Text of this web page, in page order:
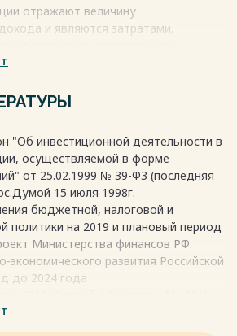
отражают величину
и являются затратами,
можно разделить на пассивные и
обеспечивают повышение
экономические связи,
национальной экономики,
экономических отношений и
в новые сферы
после покупки
"Об инвестиционной деятельности в
осуществляемой в форме
от 25.02.1999 № 39-ФЗ (последняя
15 июля 1998г.
бюджетной, налоговой и
политики на 2019 и плановый период
Министерства финансов РФ.
экономического развития Российской
до 2024 года
для вузов / под ред. Л.И.
Е.Г. Князевой. – Екатеринбург: